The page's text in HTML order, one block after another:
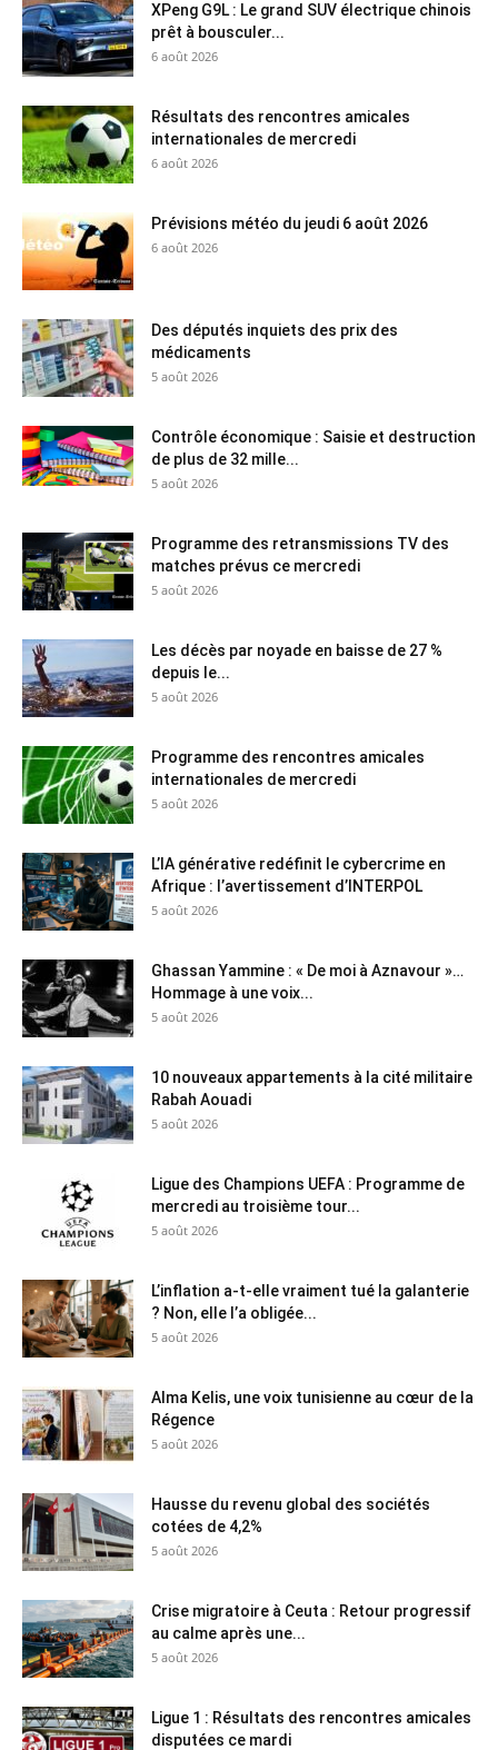
XPeng G9L : Le grand SUV électrique chinois
prêt à bousculer...
6 août 2026
Résultats des rencontres amicales
internationales de mercredi
6 août 2026
Prévisions météo du jeudi 6 août 2026
6 août 2026
Des députés inquiets des prix des
médicaments
5 août 2026
Contrôle économique : Saisie et destruction
de plus de 32 mille...
5 août 2026
Programme des retransmissions TV des
matches prévus ce mercredi
5 août 2026
Les décès par noyade en baisse de 27 %
depuis le...
5 août 2026
Programme des rencontres amicales
internationales de mercredi
5 août 2026
L’IA générative redéfinit le cybercrime en
Afrique : l’avertissement d’INTERPOL
5 août 2026
Ghassan Yammine : « De moi à Aznavour »…
Hommage à une voix...
5 août 2026
10 nouveaux appartements à la cité militaire
Rabah Aouadi
5 août 2026
Ligue des Champions UEFA : Programme de
mercredi au troisième tour...
5 août 2026
L’inflation a-t-elle vraiment tué la galanterie
? Non, elle l’a obligée...
5 août 2026
Alma Kelis, une voix tunisienne au cœur de la
Régence
5 août 2026
Hausse du revenu global des sociétés
cotées de 4,2%
5 août 2026
Crise migratoire à Ceuta : Retour progressif
au calme après une...
5 août 2026
Ligue 1 : Résultats des rencontres amicales
disputées ce mardi